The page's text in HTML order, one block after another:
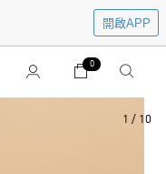
開啟APP
0
1 / 10